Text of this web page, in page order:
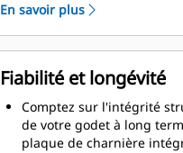
double améliore le flux des
matières dans le godet. Le
dégagement de talon
garantit que le fond du
frotte pas, ce qui réduit les
d'entretien.
La consommation de
maximale lors de
En savoir plus
Fiabilité et longévité
Comptez sur l'intégrité
de votre godet à long
plaque de charnière